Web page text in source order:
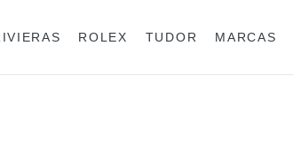
MARCAS
ROLEX TUDOR